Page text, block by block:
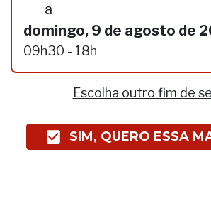
a
domingo, 9 de agosto de
09h30 - 18h
Escolha outro fim de
SIM, QUERO ESSA